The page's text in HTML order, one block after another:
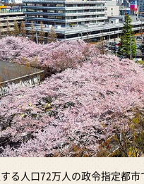
る人口72万人の政令指定都